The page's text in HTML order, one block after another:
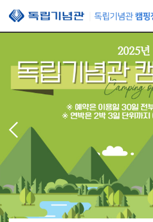
본문 바로가기